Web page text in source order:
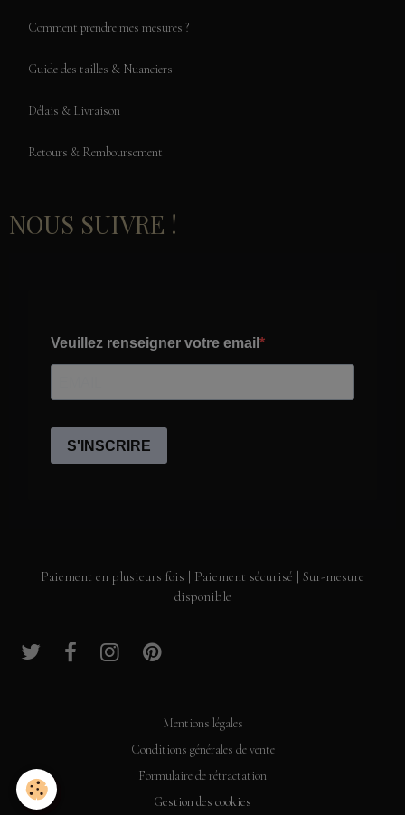
Comment prendre mes mesures ?
Guide des tailles & Nuanciers
Délais & Livraison
Retours & Remboursement
NOUS SUIVRE !
Paiement en plusieurs fois | Paiement sécurisé | Sur-mesure
disponible
Mentions légales
Conditions générales de vente
Formulaire de rétractation
Gestion des cookies